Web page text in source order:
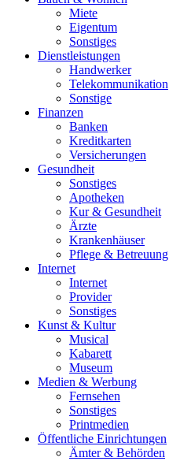
Miete
Eigentum
Sonstiges
Dienstleistungen
Handwerker
Telekommunikation
Sonstige
Finanzen
Banken
Kreditkarten
Versicherungen
Gesundheit
Sonstiges
Apotheken
Kur & Gesundheit
Ärzte
Krankenhäuser
Pflege & Betreuung
Internet
Internet
Provider
Sonstiges
Kunst & Kultur
Musical
Kabarett
Museum
Medien & Werbung
Fernsehen
Sonstiges
Printmedien
Öffentliche Einrichtungen
Ämter & Behörden